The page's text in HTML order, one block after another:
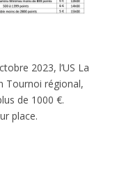
2023, l’US La
Tournoi régional,
de 1000 €.
place.